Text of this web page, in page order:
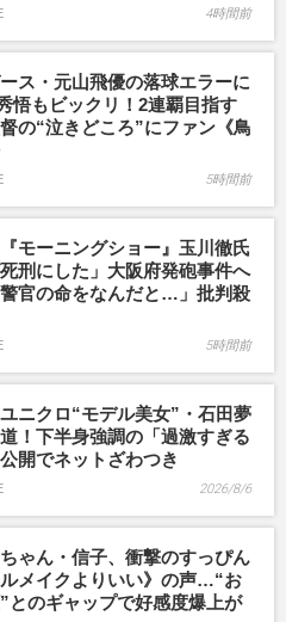
4時間前
ス・元山飛優の落球エラーに
悟もビックリ！2連覇目指す
の“泣きどころ”にファン《鳥
5時間前
モーニングショー』玉川徹氏
死刑にした」大阪府発砲事件へ
官の命をなんだと…」批判殺
5時間前
ニクロ“モデル美女”・石田夢
！下半身強調の「過激すぎる
開でネットざわつき
2026/8/6
ゃん・信子、衝撃のすっぴん
メイクよりいい》の声…“お
とのギャップで好感度爆上が